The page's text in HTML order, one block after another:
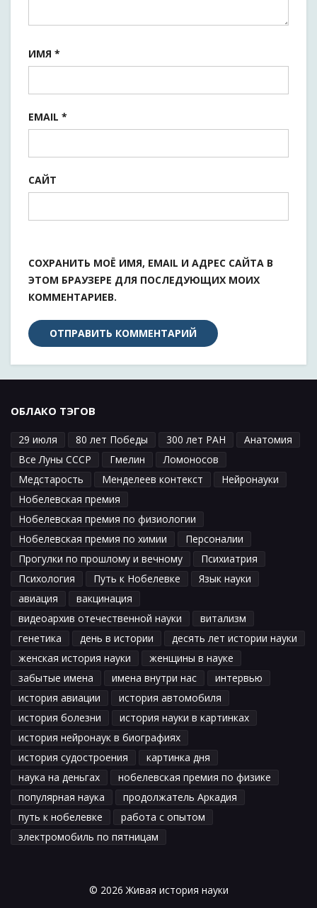
ИМЯ *
EMAIL *
САЙТ
СОХРАНИТЬ МОЁ ИМЯ, EMAIL И АДРЕС САЙТА В
ЭТОМ БРАУЗЕРЕ ДЛЯ ПОСЛЕДУЮЩИХ МОИХ
КОММЕНТАРИЕВ.
ОБЛАКО ТЭГОВ
29 июля 80 лет Победы 300 лет РАН
Анатомия
Все Луны СССР
Гмелин
Ломоносов
Медстарость
Менделеев контекст
Нейронауки
Нобелевская премия
Нобелевская премия по физиологии
Нобелевская премия по химии
Персоналии
Прогулки по прошлому и вечному
Психиатрия
Психология
Путь к Нобелевке
Язык науки
авиация
вакцинация
видеоархив отечественной науки
витализм
генетика
день в истории
десять лет истории науки
женская история науки
женщины в науке
забытые имена
имена внутри нас
интервью
история авиации
история автомобиля
история болезни
история науки в картинках
история нейронаук в биографиях
история судостроения
картинка дня
наука на деньгах
нобелевская премия по физике
популярная наука
продолжатель Аркадия
путь к нобелевке
работа с опытом
электромобиль по пятницам
© 2026 Живая история науки